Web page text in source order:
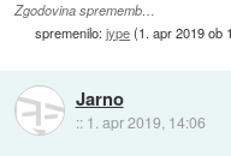
Zgodovina sprememb…
spremenilo:jype(1. apr 2019 ob
Jarno
:: 1. apr 2019, 14:06